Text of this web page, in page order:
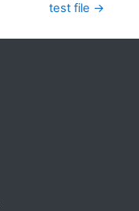
test file →